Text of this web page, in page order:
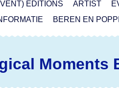
EDITIONS ARTIST
BEREN EN
Moments